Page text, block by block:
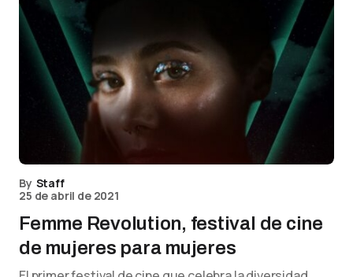
By Staff
25 de abril de 2021
Femme Revolution, festival de cine
de mujeres para mujeres